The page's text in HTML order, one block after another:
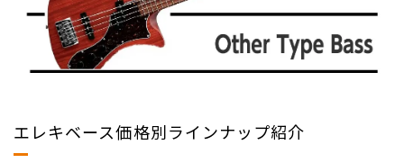
エレキベース価格別ラインナップ紹介